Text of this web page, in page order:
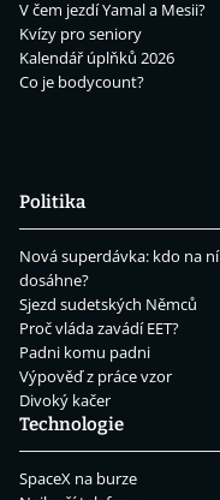
V čem jezdí Yamal a Mesii?
Kvízy pro seniory
Kalendář úplňků 2026
Co je bodycount?
Politika
Nová superdávka: kdo na ní
dosáhne?
Sjezd sudetských Němců
Proč vláda zavádí EET?
Padni komu padni
Výpověď z práce vzor
Divoký kačer
Technologie
SpaceX na burze